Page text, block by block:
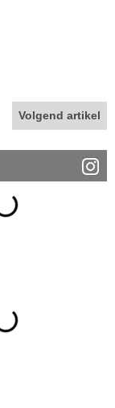
Volgend artikel